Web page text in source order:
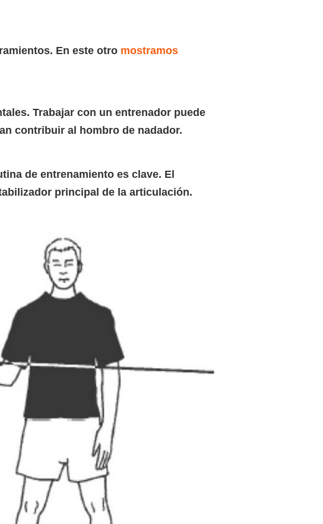
En este otro mostramos
Trabajar con un entrenador puede
contribuir al hombro de nadador.
de entrenamiento es clave. El
principal de la articulación.